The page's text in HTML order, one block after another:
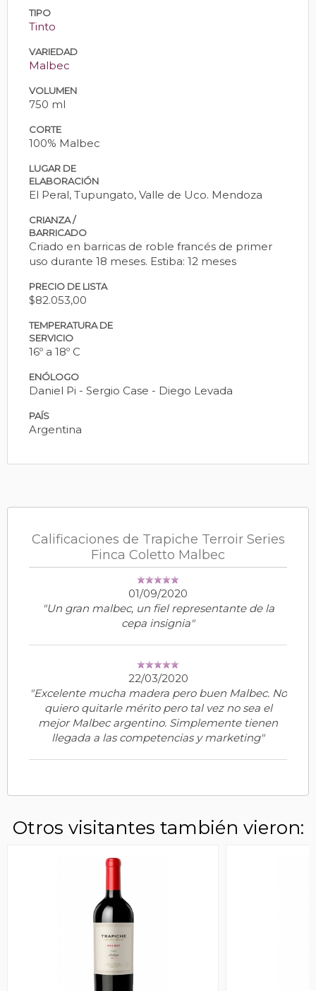
TIPO
Tinto
VARIEDAD
Malbec
VOLUMEN
750 ml
CORTE
100% Malbec
LUGAR DE
ELABORACIÓN
El Peral, Tupungato, Valle de Uco. Mendoza
CRIANZA /
BARRICADO
Criado en barricas de roble francés de primer
uso durante 18 meses. Estiba: 12 meses
PRECIO DE LISTA
$82.053,00
TEMPERATURA DE
SERVICIO
16º a 18º C
ENÓLOGO
Daniel Pi - Sergio Case - Diego Levada
PAÍS
Argentina
Calificaciones de Trapiche Terroir Series
Finca Coletto Malbec
01/09/2020
"Un gran malbec, un fiel representante de la
cepa insignia"
22/03/2020
"Excelente mucha madera pero buen Malbec. No
quiero quitarle mérito pero tal vez no sea el
mejor Malbec argentino. Simplemente tienen
llegada a las competencias y marketing"
Otros visitantes también vieron: